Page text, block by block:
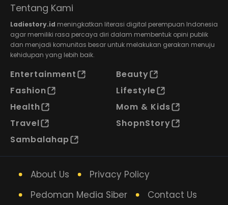
Tentang Kami
Ladiestory.id meningkatkan literasi digital perempuan Indonesia
agar memiliki rasa percaya diri dalam membentuk opini publik
dan menjadi komunitas besar untuk melakukan gerakan menuju
kehidupan yang lebih baik.
Entertainment
Beauty
Fashion
Lifestyle
Health
Mom & Kids
Travel
ShopnStory
Sambalahap
About Us
Privacy Policy
Pedoman Media Siber
Contact Us